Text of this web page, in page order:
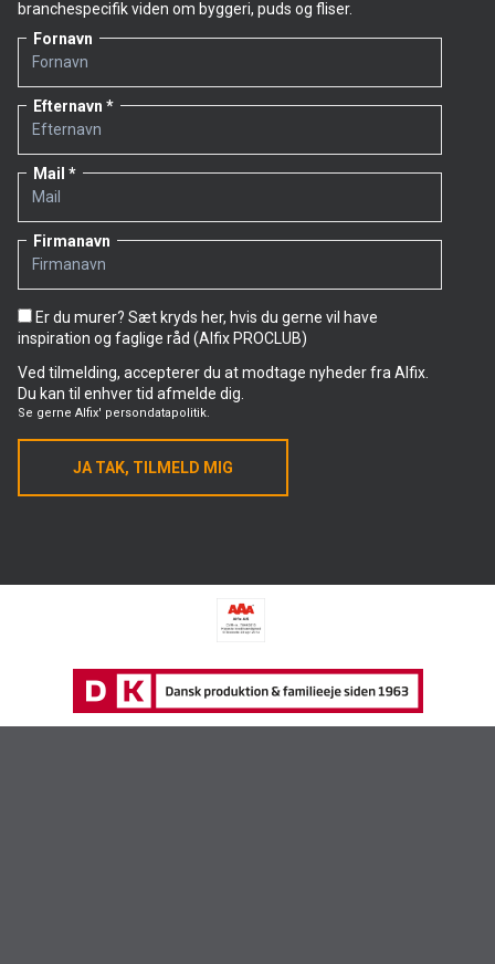
branchespecifik viden om byggeri, puds og fliser.
Fornavn
Efternavn
Mail
Firmanavn
Er du murer? Sæt kryds her, hvis du gerne vil have
inspiration og faglige råd (Alfix PROCLUB)
Ved tilmelding, accepterer du at modtage nyheder fra Alfix.
Du kan til enhver tid afmelde dig.
Se gerne Alfix' persondatapolitik.
JA TAK, TILMELD MIG